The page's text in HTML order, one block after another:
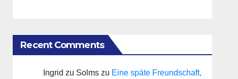
Recent Comments
Ingrid zu Solms zu Eine späte Freundschaft,